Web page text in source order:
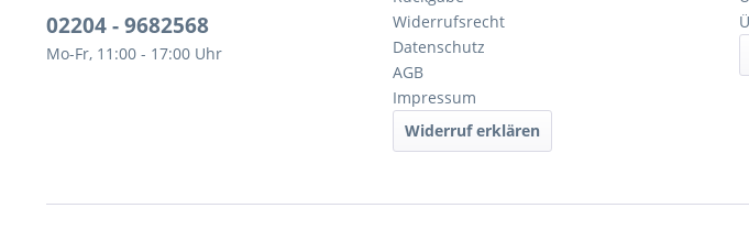
02204 - 9682568
Mo-Fr, 11:00 - 17:00 Uhr
Widerrufsrecht
Datenschutz
AGB
Impressum
Widerruf erklären